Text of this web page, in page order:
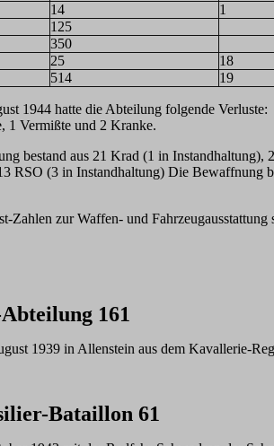
14
1
125
350
25
18
514 19
1944 hatte die Abteilung folgende Verluste:
1 Vermißte und 2 Kranke.
bestand aus 21 Krad (1 in
RSO (3 in Instandhaltung) Die Bewaffnung
Zahlen zur Waffen- und
161
1939 in Allenstein aus dem Kavallerie-
Bataillon 61